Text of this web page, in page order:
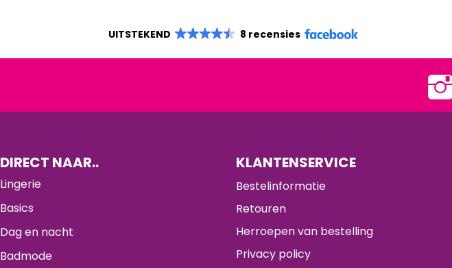
UITSTEKEND 8 recensies
DIRECT NAAR..
Lingerie
Basics
Dag en nacht
Badmode
KLANTENSERVICE
Bestelinformatie
Retouren
Herroepen van bestelling
Privacy policy